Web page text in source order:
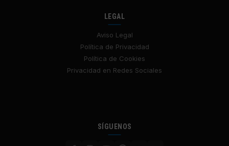
LEGAL
Aviso Legal
Política de Privacidad
Política de Cookies
Privacidad en Redes Sociales
SÍGUENOS